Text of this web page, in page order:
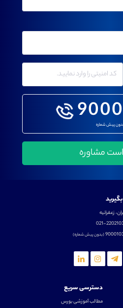
پیش شماره
زعفرانیه
021-
(بدون پیش شماره)
دسترسی سریع
مطالب آموزشی بورس